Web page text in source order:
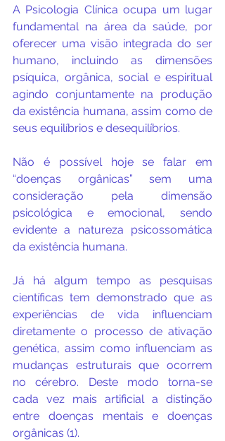
A Psicologia Clínica ocupa um lugar
fundamental na área da saúde, por
oferecer uma visão integrada do ser
humano, incluindo as dimensões
psíquica, orgânica, social e espiritual
agindo conjuntamente na produção
da existência humana, assim como de
seus equilíbrios e desequilíbrios.
Não é possível hoje se falar em
“doenças orgânicas” sem uma
consideração pela dimensão
psicológica e emocional, sendo
evidente a natureza psicossomática
da existência humana.
Já há algum tempo as pesquisas
científicas tem demonstrado que as
experiências de vida influenciam
diretamente o processo de ativação
genética, assim como influenciam as
mudanças estruturais que ocorrem
no cérebro. Deste modo torna-se
cada vez mais artificial a distinção
entre doenças mentais e doenças
orgânicas (1).